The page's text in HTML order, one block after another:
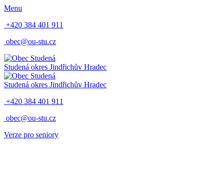
Menu
+420 384 401 911
obec@ou-stu.cz
Studená okres Jindřichův Hradec
Studená okres Jindřichův Hradec
+420 384 401 911
obec@ou-stu.cz
Verze pro seniory